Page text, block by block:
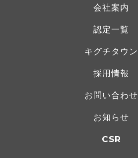
会社案内
認定一覧
キグチタウン
採用情報
お問い合わせ
お知らせ
CSR